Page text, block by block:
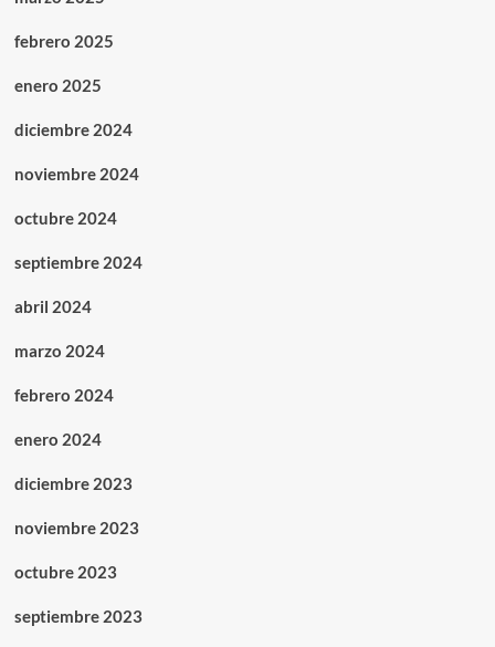
febrero 2025
enero 2025
diciembre 2024
noviembre 2024
octubre 2024
septiembre 2024
abril 2024
marzo 2024
febrero 2024
enero 2024
diciembre 2023
noviembre 2023
octubre 2023
septiembre 2023